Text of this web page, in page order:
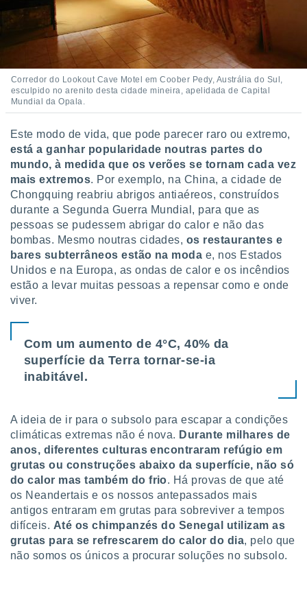
utilizar
criar
medir
da
medir o
dos
os
ou
de dados
fontes,
e melhorar
dados
estudos
e
de
1199
Corredor do Lookout Cave Motel em Coober Pedy, Austrália do Sul,
esculpido no arenito desta cidade mineira, apelidada de Capital
Mundial da Opala.
Este modo de vida, que pode parecer raro ou extremo,
está a ganhar popularidade noutras partes do
mundo, à medida que os verões se tornam cada vez
mais extremos. Por exemplo, na China, a cidade de
Chongquing reabriu abrigos antiaéreos, construídos
durante a Segunda Guerra Mundial, para que as
pessoas se pudessem abrigar do calor e não das
bombas. Mesmo noutras cidades, os restaurantes e
bares subterrâneos estão na moda e, nos Estados
Unidos e na Europa, as ondas de calor e os incêndios
estão a levar muitas pessoas a repensar como e onde
viver.
Com um aumento de 4°C, 40% da
superfície da Terra tornar-se-ia
inabitável.
A ideia de ir para o subsolo para escapar a condições
climáticas extremas não é nova. Durante milhares de
anos, diferentes culturas encontraram refúgio em
grutas ou construções abaixo da superfície, não só
do calor mas também do frio. Há provas de que até
os Neandertais e os nossos antepassados mais
antigos entraram em grutas para sobreviver a tempos
difíceis. Até os chimpanzés do Senegal utilizam as
grutas para se refrescarem do calor do dia, pelo que
não somos os únicos a procurar soluções no subsolo.